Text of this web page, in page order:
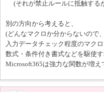
(それが禁止ルールに抵触する
別の方向から考えると、
(どんなマクロか分からないので
入力データチェック程度のマク
数式・条件付き書式などを駆使
Microsoft365は強力な関数が増え